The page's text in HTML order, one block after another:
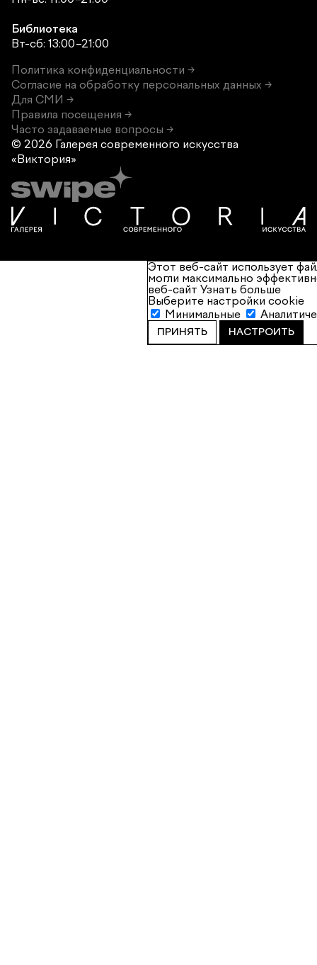
Библиотека
Вт-сб: 13:00–21:00
Политика конфиденциальности →
Согласие на обработку персональных данных →
Для СМИ →
Правила посещения →
Часто задаваемые вопросы →
© 2026 Галерея современного искусства
«Виктория»
Этот веб-сайт использует
могли максимально
веб-сайт Узнать больше
Выберите настройки cookie
Минимальные
ПРИНЯТЬ НАСТРОИТЬ